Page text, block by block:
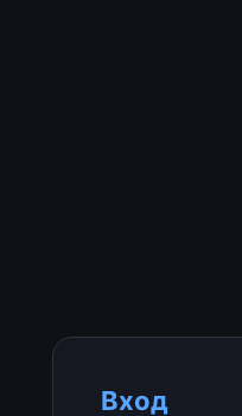
Вход